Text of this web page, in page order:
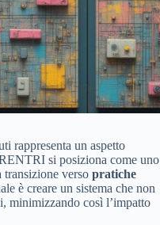
rappresenta un aspetto
si posiziona come uno
transizione verso pratiche
è creare un sistema che non
minimizzando così l’impatto